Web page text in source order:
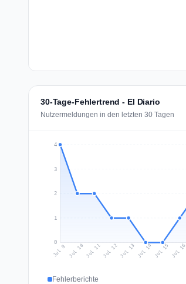
30-Tage-Fehlertrend - El Diario
Nutzermeldungen in den letzten 30 Tagen
0
1
2
3
4
Jul 9 Jul 10 Jul 11Jul 12Jul 13 Jul 14 Jul 15 Jul 16
Fehlerberichte